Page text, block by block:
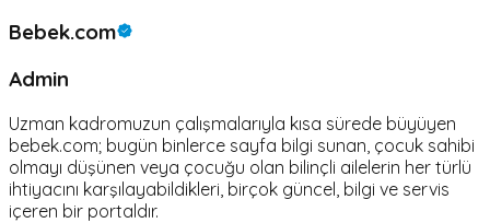
Bebek.com
Admin
Uzman kadromuzun çalışmalarıyla kısa sürede büyüyen
bebek.com; bugün binlerce sayfa bilgi sunan, çocuk sahibi
olmayı düşünen veya çocuğu olan bilinçli ailelerin her türlü
ihtiyacını karşılayabildikleri, birçok güncel, bilgi ve servis
içeren bir portaldır.